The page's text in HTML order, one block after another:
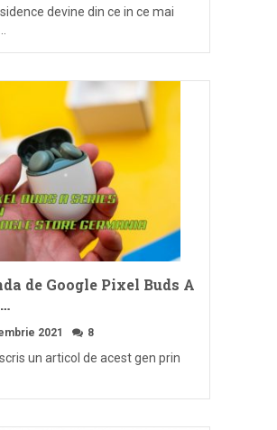
devine din ce in ce mai
de Google Pixel Buds A
2021 8
un articol de acest gen prin